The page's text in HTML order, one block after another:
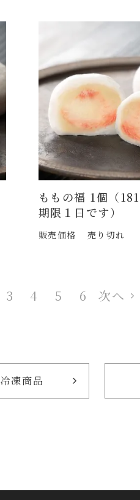
ももの福 1個（
期限１日です）
販売価格 売り切れ
3 4 5 6 次へ
冷凍商品